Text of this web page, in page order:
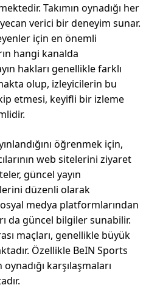
Takımın oynadığı her
verici bir deneyim sunar.
için en önemli
hangi kanalda
hakları genellikle farklı
olup, izleyicilerin bu
etmesi, keyifli bir izleme
öğrenmek için,
web sitelerini ziyaret
güncel yayın
düzenli olarak
medya platformlarından
da güncel bilgiler sunabilir.
maçları, genellikle büyük
Özellikle BeIN Sports
karşılaşmaları